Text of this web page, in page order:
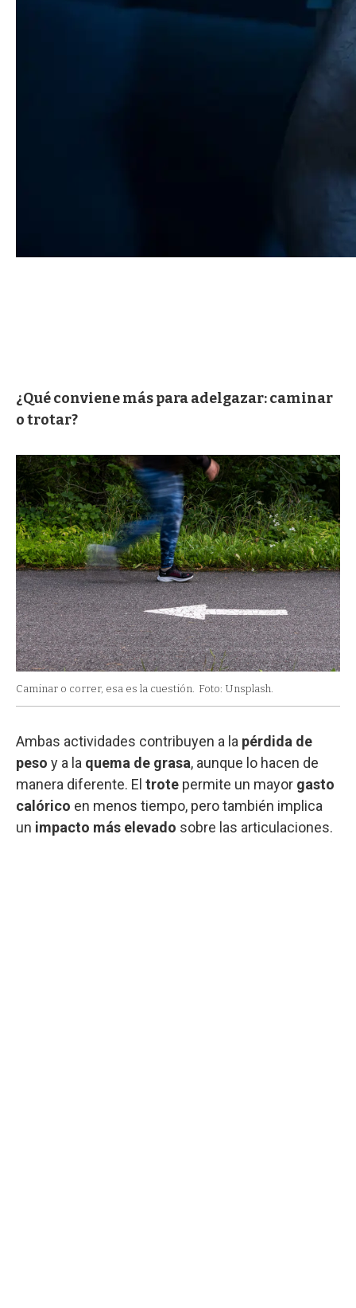
¿Qué conviene más para adelgazar: caminar
o trotar?
Caminar o correr, esa es la cuestión. Foto: Unsplash.
Ambas actividades contribuyen a la pérdida de
peso y a la quema de grasa, aunque lo hacen de
manera diferente. El trote permite un mayor gasto
calórico en menos tiempo, pero también implica
un impacto más elevado sobre las articulaciones.